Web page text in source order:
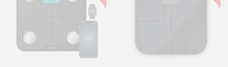
tervis
Sport
&